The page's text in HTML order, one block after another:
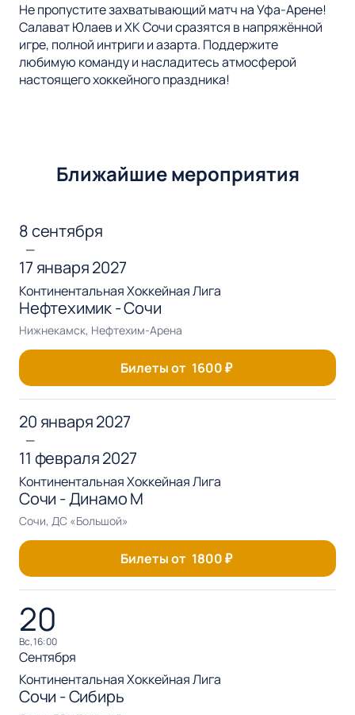
Не пропустите захватывающий матч на Уфа-Арене!
Салават Юлаев и ХК Сочи сразятся в напряжённой
игре, полной интриги и азарта. Поддержите
любимую команду и насладитесь атмосферой
настоящего хоккейного праздника!
Ближайшие мероприятия
8 сентября
—
17 января 2027
Континентальная Хоккейная Лига
Нефтехимик - Сочи
Нижнекамск, Нефтехим-Арена
Билеты от 1600₽
20 января 2027
—
11 февраля 2027
Континентальная Хоккейная Лига
Сочи - Динамо М
Сочи, ДС «Большой»
Билеты от 1800₽
20
вс, 16:00
Сентября
Континентальная Хоккейная Лига
Сочи - Сибирь